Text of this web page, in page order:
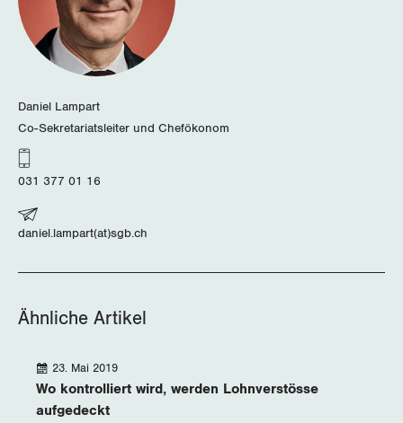
Uri
Waadt
Daniel Lampart
Co-Sekretariatsleiter und Chefökonom
031 377 01 16
daniel.lampart(at)sgb.ch
Ähnliche Artikel
Wo kontrolliert wird, werden Lohnverstösse
aufgedeckt
23. Mai 2019